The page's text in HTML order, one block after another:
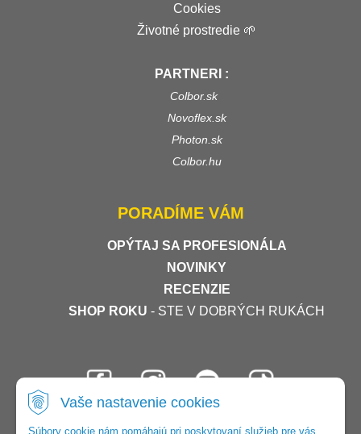
Vaše nastavenie cookies
Súbory cookie nám pomáhajú pri poskytovaní služieb pre vás.
Cookies
Životné prostredie 🌱
PARTNERI :
Colbor.sk
Novoflex.sk
Photon.sk
Colbor.hu
PORADÍME VÁM
OPÝTAJ SA PROFESIONÁLA
NOVINKY
RECENZIE
SHOP ROKU - STE V DOBRÝCH RUKÁCH